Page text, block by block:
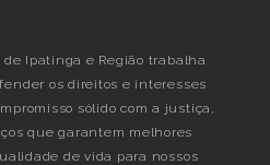
Ipatinga e Região trabalha
os direitos e interesses
sólido com a justiça,
que garantem melhores
de vida para nossos